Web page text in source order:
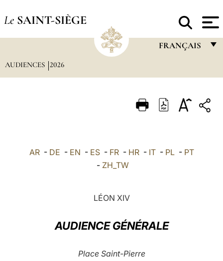
Le SAINT-SIÈGE
FRANÇAIS
ITALIANO
中文
AUDIENCES 2026
AR- DE - EN - ES- FR- HR- IT- PL- PT
- ZH_TW
LÉON XIV
AUDIENCE GÉNÉRALE
Place Saint-Pierre